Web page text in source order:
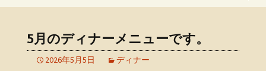
5月のディナーメニューです。
2026年5月5日 ディナー